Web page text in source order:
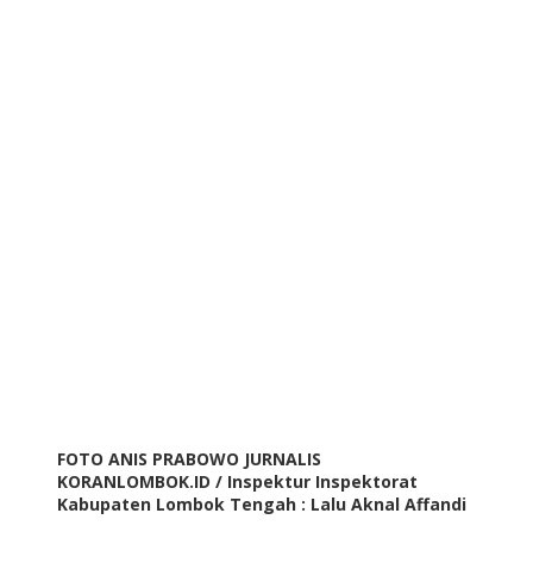
FOTO ANIS PRABOWO JURNALIS
KORANLOMBOK.ID / Inspektur Inspektorat
Kabupaten Lombok Tengah : Lalu Aknal Affandi